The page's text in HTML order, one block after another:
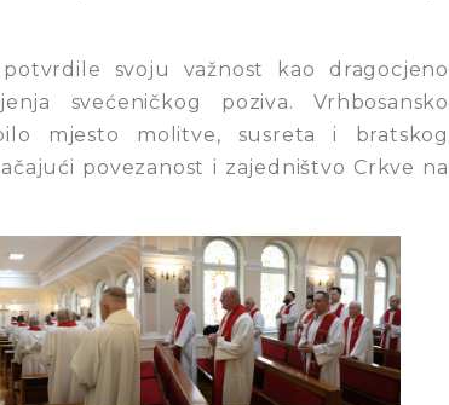
svoju važnost kao dragocjeno
svećeničkog poziva. Vrhbosansko
mjesto molitve, susreta i bratskog
povezanost i zajedništvo Crkve na